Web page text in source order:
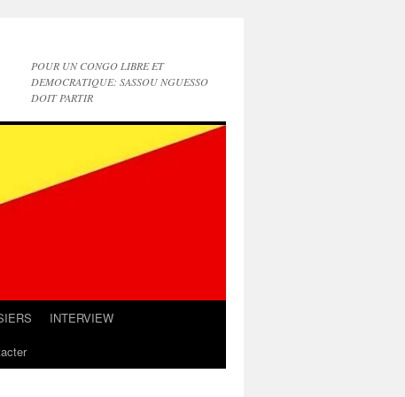
POUR UN CONGO LIBRE ET
DEMOCRATIQUE: SASSOU NGUESSO
DOIT PARTIR
INTERVIEW